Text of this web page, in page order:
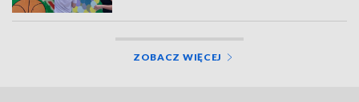
ZOBACZ WIĘCEJ